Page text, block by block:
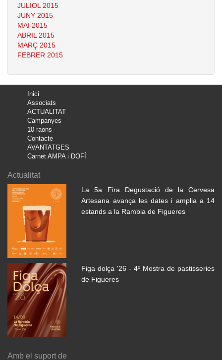
JULIOL 2015
JUNY 2015
MAI 2015
ABRIL 2015
MARÇ 2015
FEBRER 2015
Inici
Associats
ACTUALITAT
Campanyes
10 raons
Contacte
AVANTATGES
Carnet AMPA i DOFÍ
Actualitat
La 5a Fira Degustació de la Cervesa
Artesana avança les dates i amplia a 14
estands a la Rambla de Figueres
Figa dolça '26 - 4º Mostra de pastisseries
de Figueres
Amb el suport de